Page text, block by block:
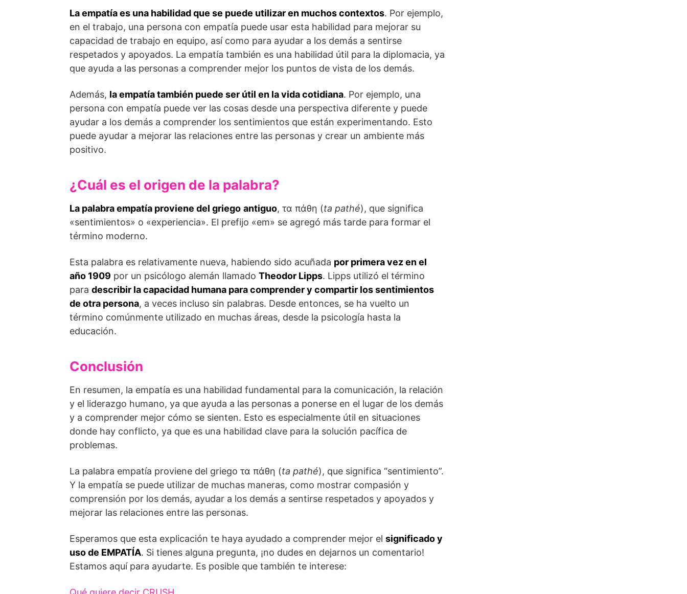
La empatía es una habilidad que se puede utilizar en muchos contextos. Por ejemplo,
en el trabajo, una persona con empatía puede usar esta habilidad para mejorar su
capacidad de trabajo en equipo, así como para ayudar a los demás a sentirse
respetados y apoyados. La empatía también es una habilidad útil para la diplomacia, ya
que ayuda a las personas a comprender mejor los puntos de vista de los demás.
Además, la empatía también puede ser útil en la vida cotidiana. Por ejemplo, una
persona con empatía puede ver las cosas desde una perspectiva diferente y puede
ayudar a los demás a comprender los sentimientos que están experimentando. Esto
puede ayudar a mejorar las relaciones entre las personas y crear un ambiente más
positivo.
¿Cuál es el origen de la palabra?
La palabra empatía proviene del griego antiguo, τα πάθη (ta pathé), que significa
«sentimientos» o «experiencia». El prefijo «em» se agregó más tarde para formar el
término moderno.
Esta palabra es relativamente nueva, habiendo sido acuñada por primera vez en el
año 1909 por un psicólogo alemán llamado Theodor Lipps. Lipps utilizó el término
para describir la capacidad humana para comprender y compartir los sentimientos
de otra persona, a veces incluso sin palabras. Desde entonces, se ha vuelto un
término comúnmente utilizado en muchas áreas, desde la psicología hasta la
educación.
Conclusión
En resumen, la empatía es una habilidad fundamental para la comunicación, la relación
y el liderazgo humano, ya que ayuda a las personas a ponerse en el lugar de los demás
y a comprender mejor cómo se sienten. Esto es especialmente útil en situaciones
donde hay conflicto, ya que es una habilidad clave para la solución pacífica de
problemas.
La palabra empatía proviene del griego τα πάθη (ta pathé), que significa “sentimiento”.
Y la empatía se puede utilizar de muchas maneras, como mostrar compasión y
comprensión por los demás, ayudar a los demás a sentirse respetados y apoyados y
mejorar las relaciones entre las personas.
Esperamos que esta explicación te haya ayudado a comprender mejor el significado y
uso de EMPATÍA. Si tienes alguna pregunta, ¡no dudes en dejarnos un comentario!
Estamos aquí para ayudarte. Es posible que también te interese: